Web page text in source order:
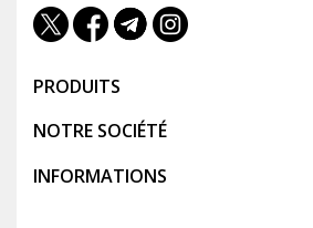
PRODUITS
NOTRE SOCIÉTÉ
INFORMATIONS